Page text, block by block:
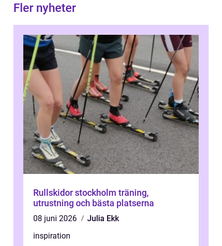
Fler nyheter
Rullskidor stockholm träning,
utrustning och bästa platserna
08 juni 2026
Julia Ekk
inspiration